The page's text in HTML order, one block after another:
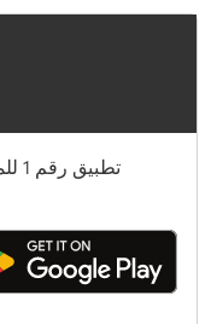
22,5, مقاس الإطار